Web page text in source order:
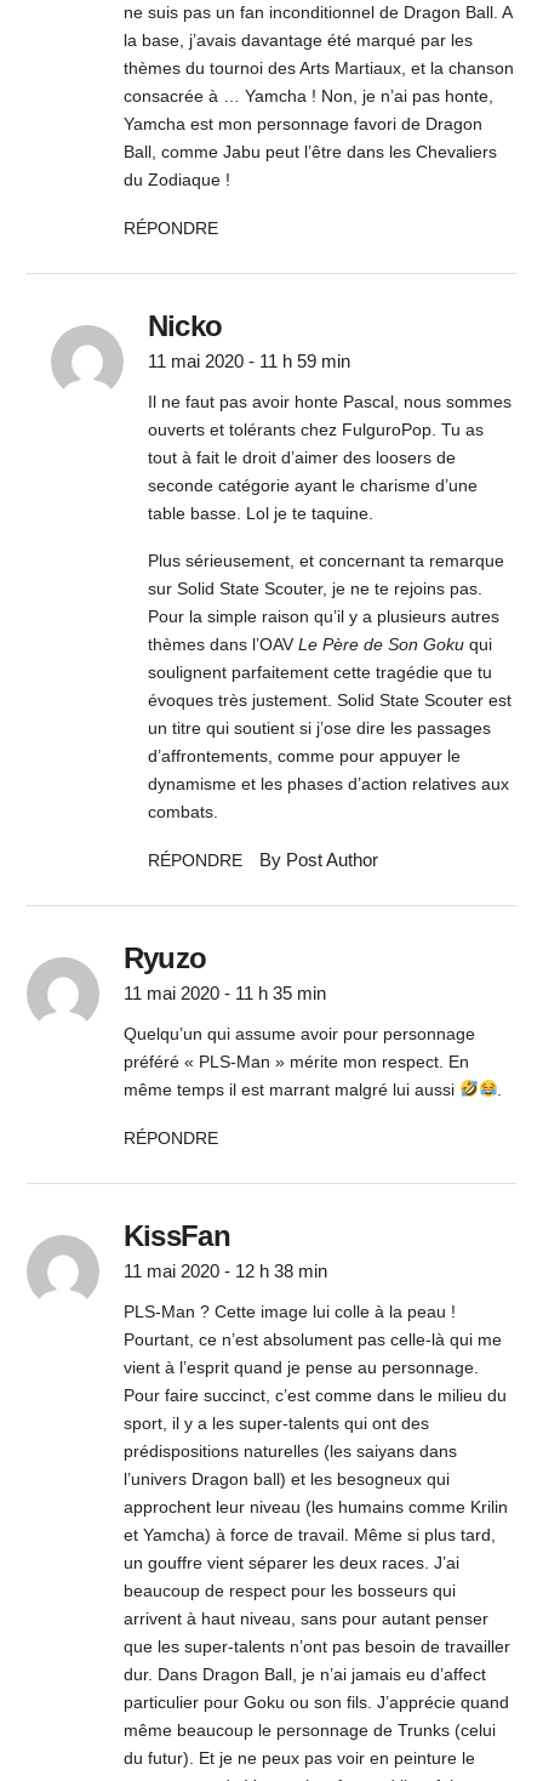
ne suis pas un fan inconditionnel de Dragon Ball. A
la base, j’avais davantage été marqué par les
thèmes du tournoi des Arts Martiaux, et la chanson
consacrée à … Yamcha ! Non, je n’ai pas honte,
Yamcha est mon personnage favori de Dragon
Ball, comme Jabu peut l’être dans les Chevaliers
du Zodiaque !
RÉPONDRE
Nicko
11 mai 2020 - 11 h 59 min
Il ne faut pas avoir honte Pascal, nous sommes
ouverts et tolérants chez FulguroPop. Tu as
tout à fait le droit d’aimer des loosers de
seconde catégorie ayant le charisme d’une
table basse. Lol je te taquine.
Plus sérieusement, et concernant ta remarque
sur Solid State Scouter, je ne te rejoins pas.
Pour la simple raison qu’il y a plusieurs autres
thèmes dans l’OAV Le Père de Son Gokuqui
soulignent parfaitement cette tragédie que tu
évoques très justement. Solid State Scouter est
un titre qui soutient si j’ose dire les passages
d’affrontements, comme pour appuyer le
dynamisme et les phases d’action relatives aux
combats.
RÉPONDRE By Post Author
Ryuzo
11 mai 2020 - 11 h 35 min
Quelqu’un qui assume avoir pour personnage
préféré « PLS-Man » mérite mon respect. En
même temps il est marrant malgré lui aussi
RÉPONDRE
KissFan
11 mai 2020 - 12 h 38 min
PLS-Man ? Cette image lui colle à la peau !
Pourtant, ce n’est absolument pas celle-là qui me
vient à l’esprit quand je pense au personnage.
Pour faire succinct, c’est comme dans le milieu du
sport, il y a les super-talents qui ont des
prédispositions naturelles (les saiyans dans
l’univers Dragon ball) et les besogneux qui
approchent leur niveau (les humains comme Krilin
et Yamcha) à force de travail. Même si plus tard,
un gouffre vient séparer les deux races. J’ai
beaucoup de respect pour les bosseurs qui
arrivent à haut niveau, sans pour autant penser
que les super-talents n’ont pas besoin de travailler
dur. Dans Dragon Ball, je n’ai jamais eu d’affect
particulier pour Goku ou son fils. J’apprécie quand
même beaucoup le personnage de Trunks (celui
du futur). Et je ne peux pas voir en peinture le